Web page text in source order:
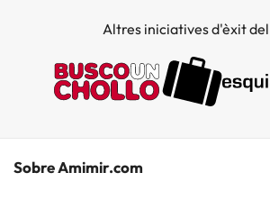
Altres iniciatives d'èxit
Sobre Amimir.com